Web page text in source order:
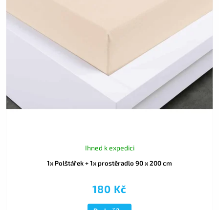
1x Polštářek + 1x prostěradlo 90 x 200 cm
Ihned k expedici
180 Kč